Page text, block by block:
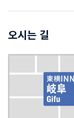
오시는 길